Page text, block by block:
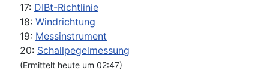
17: DIBt-Richtlinie
18: Windrichtung
19: Messinstrument
20: Schallpegelmessung
(Ermittelt heute um 02:47)